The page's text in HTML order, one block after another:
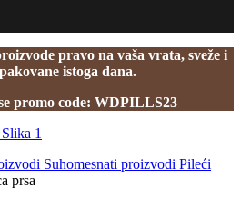
pravo na vaša vrata, sveže i
istoga dana.
promo code: WDPILLS23
Suhomesnati proizvodi Pileći
prsa